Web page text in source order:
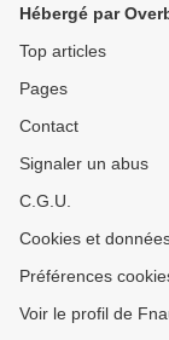
Hébergé par
Top articles
Pages
Contact
Signaler un abus
C.G.U.
Cookies et
Préférences
Voir le profil de